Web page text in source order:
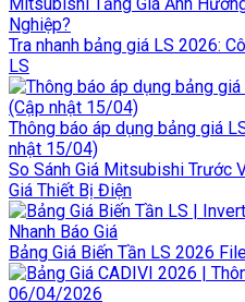
Nghiệp?
Tra nhanh bảng giá LS 2026:
LS
Thông báo áp dụng bảng giá
nhật 15/04)
So Sánh Giá Mitsubishi Trước
Giá Thiết Bị Điện
Bảng Giá Biến Tần LS 2026